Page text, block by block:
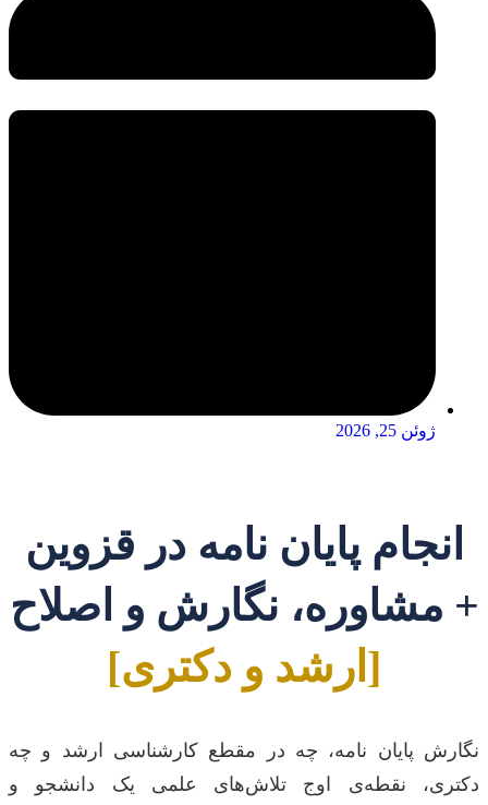
ژوئن 25, 2026
انجام پایان نامه در قزوین
+ مشاوره، نگارش و اصلاح
[ارشد و دکتری]
نگارش پایان نامه، چه در مقطع کارشناسی ارشد و چه
دکتری، نقطه‌ی اوج تلاش‌های علمی یک دانشجو و